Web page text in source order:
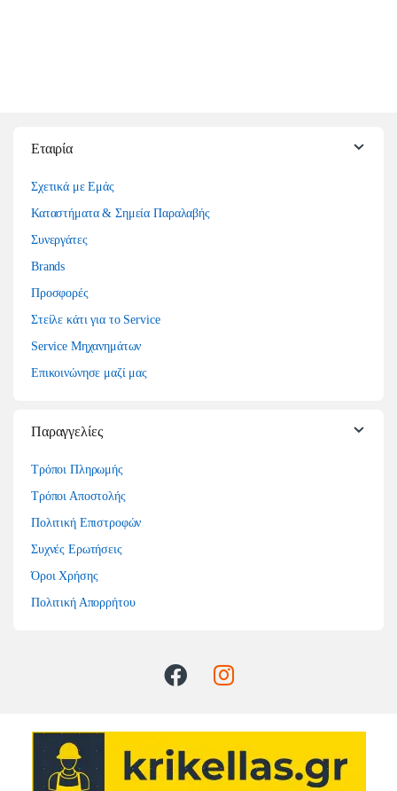
Εταιρία
Σχετικά με Εμάς
Καταστήματα & Σημεία Παραλαβής
Συνεργάτες
Brands
Προσφορές
Στείλε κάτι για το Service
Service Μηχανημάτων
Επικοινώνησε μαζί μας
Παραγγελίες
Τρόποι Πληρωμής
Τρόποι Αποστολής
Πολιτική Επιστροφών
Συχνές Ερωτήσεις
Όροι Χρήσης
Πολιτική Απορρήτου